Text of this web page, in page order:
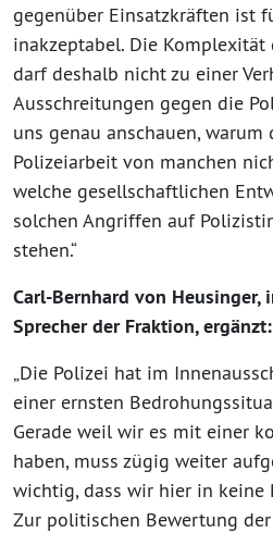
gegenüber Einsatzkräften ist
inakzeptabel. Die
darf deshalb nicht zu einer
Ausschreitungen gegen die
uns genau anschauen, warum
Polizeiarbeit von manchen
welche gesellschaftlichen
solchen Angriffen auf
stehen.“
Carl-Bernhard von Heusinger,
Sprecher der Fraktion, ergänzt:
„Die Polizei hat im
einer ernsten
Gerade weil wir es mit einer
haben, muss zügig weiter
wichtig, dass wir hier in
Zur politischen Bewertung